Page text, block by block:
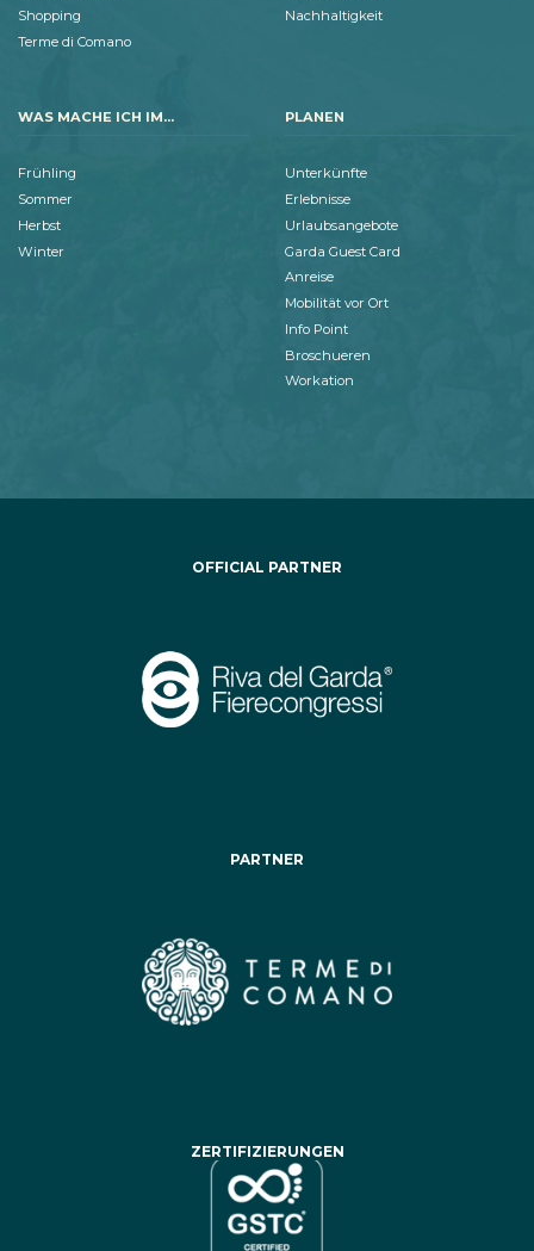
Shopping
Terme di Comano
Nachhaltigkeit
WAS MACHE ICH IM...
Frühling
Sommer
Herbst
Winter
PLANEN
Unterkünfte
Erlebnisse
Urlaubsangebote
Garda Guest Card
Anreise
Mobilität vor Ort
Info Point
Broschueren
Workation
OFFICIAL PARTNER
PARTNER
ZERTIFIZIERUNGEN